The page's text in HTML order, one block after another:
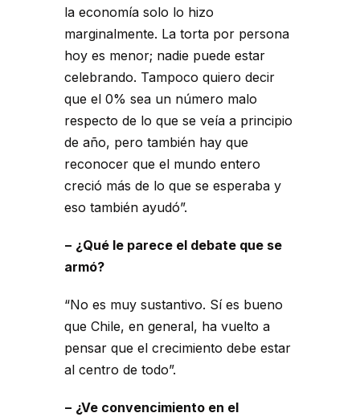
la economía solo lo hizo
marginalmente. La torta por persona
hoy es menor; nadie puede estar
celebrando. Tampoco quiero decir
que el 0% sea un número malo
respecto de lo que se veía a principio
de año, pero también hay que
reconocer que el mundo entero
creció más de lo que se esperaba y
eso también ayudó”.
− ¿Qué le parece el debate que se
armó?
“No es muy sustantivo. Sí es bueno
que Chile, en general, ha vuelto a
pensar que el crecimiento debe estar
al centro de todo”.
− ¿Ve convencimiento en el